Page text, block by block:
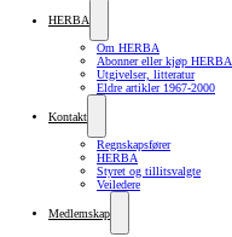
HERBA
Om HERBA
Abonner eller kjøp HERBA
Utgivelser, litteratur
Eldre artikler 1967-2000
Kontakt
Regnskapsfører
HERBA
Styret og tillitsvalgte
Veiledere
Medlemskap